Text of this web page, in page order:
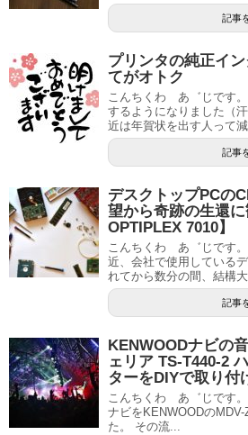
記事
プリンタの純正イ
てがオトク
こんちくわ あ゛じです
するようになりました（
近は年賀状を出す人って
記事
デスクトップPCの
望から奇跡の生還
OPTIPLEX 7010】
こんちくわ あ゛じです
近、会社で使用している
れてから数分の間、結構
記事
KENWOODナビの
ェリア TS-T440-2
ターをDIYで取り付
こんちくわ あ゛じです
ナビをKENWOODの
た。 その流...